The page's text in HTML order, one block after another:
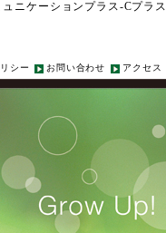
ニケーションプラス-Cプラス
シー お問い合わせ アクセス